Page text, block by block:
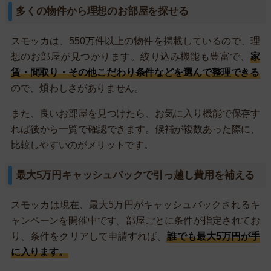
多くの物件から理想のお部屋を探せる
スモッカは、550万件以上の物件を掲載しているので、理
想のお部屋が見つかります。絞り込み機能も豊富で、家
賃・間取り・その他こだわり条件などを選んで整理できる
ので、煩わしさがありません。
また、良いお部屋を見つけたら、お気に入り機能で保存す
れば後から一覧で確認できます。候補が複数あった際に、
比較しやすいのがメリットです。
最大5万円キャッシュバックで引っ越し費用を補える
スモッカは現在、最大5万円がキャッシュバックされるキ
ャンペーンを開催中です。部屋ごとに条件が指定されてお
り、条件をクリアして申請すれば、誰でも最大5万円が手
に入ります。